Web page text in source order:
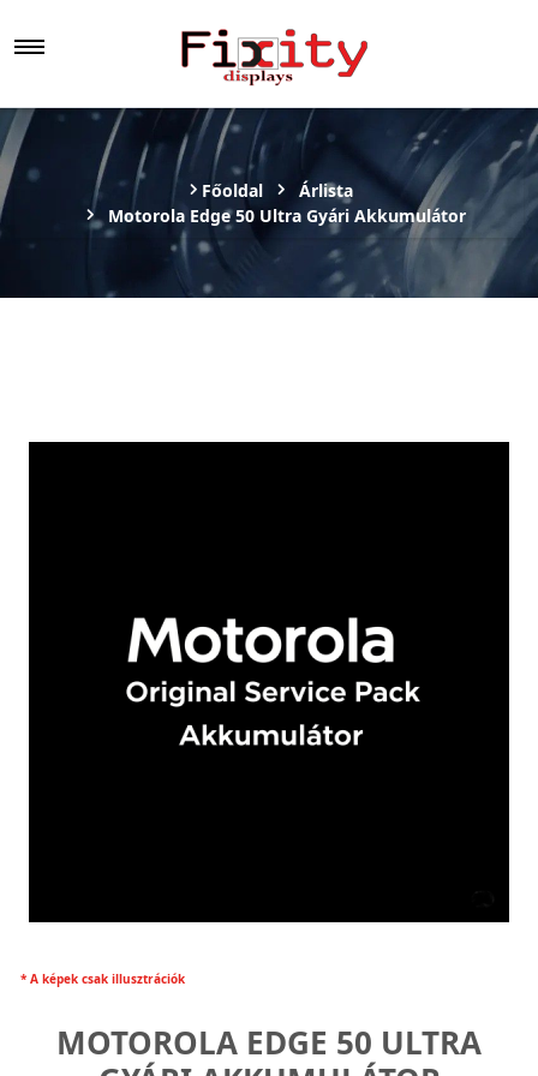
Főoldal
Árlista
Motorola Edge 50 Ultra Gyári Akkumulátor
* A képek csak illusztrációk
MOTOROLA EDGE 50 ULTRA